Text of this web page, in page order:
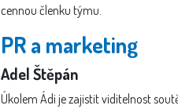
cennou členku týmu.
PR a marketing
Adel Štěpán
Úkolem Ádi je zajistit viditelnost